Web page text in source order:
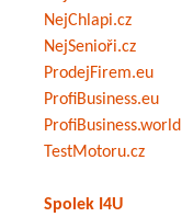
NejChlapi.cz
NejSenioři.cz
ProdejFirem.eu
ProfiBusiness.eu
ProfiBusiness.world
TestMotoru.cz
Spolek I4U